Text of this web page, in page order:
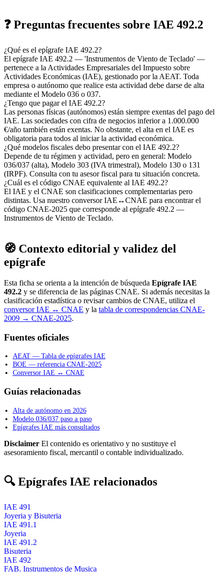
❓ Preguntas frecuentes sobre IAE 492.2
¿Qué es el epígrafe IAE 492.2?
El epígrafe IAE 492.2 — 'Instrumentos de Viento de Teclado' —
pertenece a la Actividades Empresariales del Impuesto sobre
Actividades Económicas (IAE), gestionado por la AEAT. Toda
empresa o autónomo que realice esta actividad debe darse de alta
mediante el Modelo 036 o 037.
¿Tengo que pagar el IAE 492.2?
Las personas físicas (autónomos) están siempre exentas del pago del
IAE. Las sociedades con cifra de negocios inferior a 1.000.000
€/año también están exentas. No obstante, el alta en el IAE es
obligatoria para todos al iniciar la actividad económica.
¿Qué modelos fiscales debo presentar con el IAE 492.2?
Depende de tu régimen y actividad, pero en general: Modelo
036/037 (alta), Modelo 303 (IVA trimestral), Modelo 130 o 131
(IRPF). Consulta con tu asesor fiscal para tu situación concreta.
¿Cuál es el código CNAE equivalente al IAE 492.2?
El IAE y el CNAE son clasificaciones complementarias pero
distintas. Usa nuestro conversor IAE↔CNAE para encontrar el
código CNAE-2025 que corresponde al epígrafe 492.2 —
Instrumentos de Viento de Teclado.
🧭 Contexto editorial y validez del
epígrafe
Esta ficha se orienta a la intención de búsqueda Epígrafe IAE
492.2 y se diferencia de las páginas CNAE. Si además necesitas la
clasificación estadística o revisar cambios de CNAE, utiliza el
conversor IAE ↔ CNAE y la tabla de correspondencias CNAE-
2009 → CNAE-2025.
Fuentes oficiales
AEAT — Tabla de epígrafes IAE
BOE — referencia CNAE-2025
Conversor IAE ↔ CNAE
Guías relacionadas
Alta de autónomo en 2026
Modelo 036/037 paso a paso
Epígrafes IAE más consultados
Disclaimer El contenido es orientativo y no sustituye el
asesoramiento fiscal, mercantil o contable individualizado.
🔍 Epígrafes IAE relacionados
IAE 491
Joyeria y Bisuteria
IAE 491.1
Joyeria
IAE 491.2
Bisuteria
IAE 492
FAB. Instrumentos de Musica